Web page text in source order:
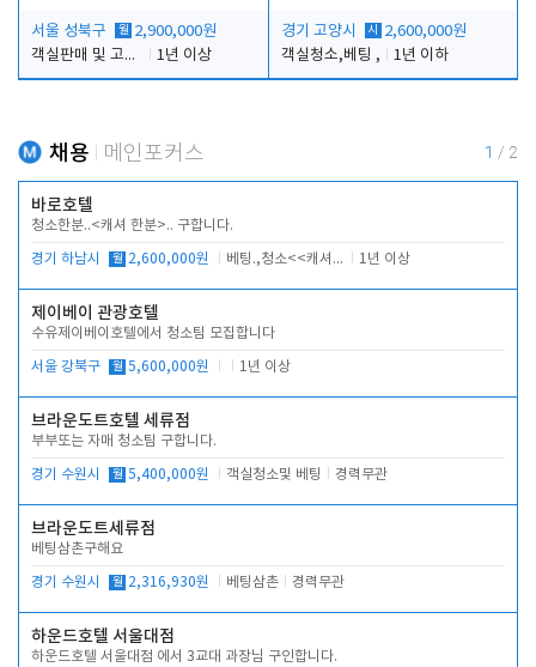
서울 성북구 월 2,900,000원
객실판매 및 고객응대
1년 이상
경기 고양시 시
2,600,000원
객실청소,베팅 ,
1년 이하
채용 메인포커스 1 / 2
바로호텔
청소한분..<캐셔 한분>.. 구합니다.
경기 하남시 월 2,600,000원 베팅.,청소<<캐셔 모셔봅니다. 1년 이상
제이베이 관광호텔
수유제이베이호텔에서 청소팀 모집합니다
서울 강북구 월 5,600,000원 1년 이상
브라운도트호텔 세류점
부부또는 자매 청소팀 구합니다.
경기 수원시 월 5,400,000원 객실청소및 베팅 경력무관
브라운도트세류점
베팅삼촌구해요
경기 수원시 월 2,316,930원 베팅삼촌 경력무관
하운드호텔 서울대점
하운드호텔 서울대점 에서 3교대 과장님 구인합니다.